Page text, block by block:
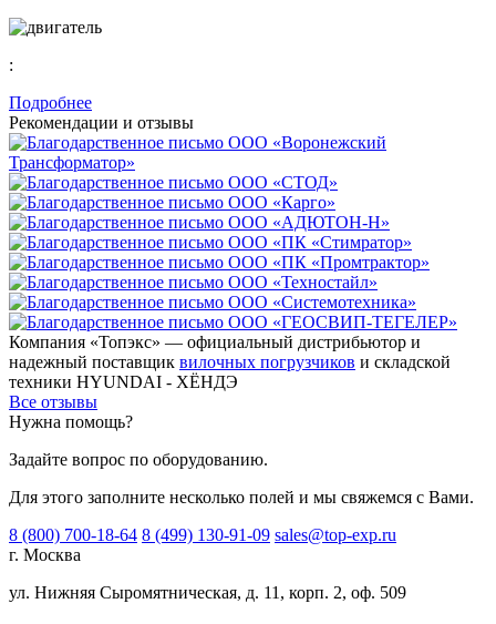
:
Подробнее
Рекомендации и отзывы
Компания «Топэкс» — официальный дистрибьютор и
надежный поставщик вилочных погрузчиков и складской
техники HYUNDAI - ХЁНДЭ
Все отзывы
Нужна помощь?
Задайте вопрос по оборудованию.
Для этого заполните несколько полей и мы свяжемся с Вами.
8 (800) 700-18-64 8 (499) 130-91-09 sales@top-exp.ru
г. Москва
ул. Нижняя Сыромятническая, д. 11, корп. 2, оф. 509